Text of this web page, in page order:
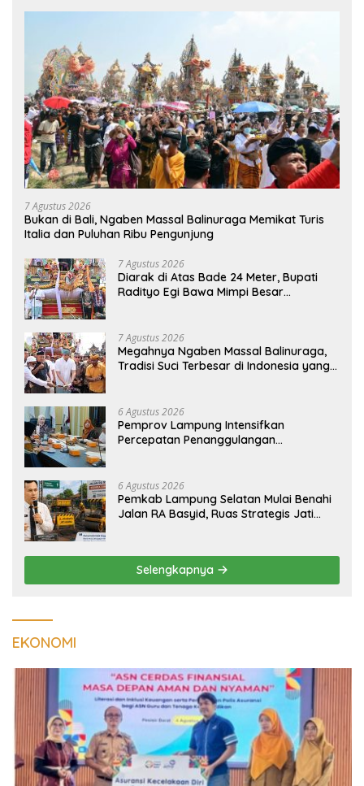
7 Agustus 2026
Bukan di Bali, Ngaben Massal Balinuraga Memikat Turis
Italia dan Puluhan Ribu Pengunjung
7 Agustus 2026
Diarak di Atas Bade 24 Meter, Bupati
Radityo Egi Bawa Mimpi Besar
7 Agustus 2026
Megahnya Ngaben Massal Balinuraga,
Tradisi Suci Terbesar di Indonesia yang
6 Agustus 2026
Pemprov Lampung Intensifkan
Percepatan Penanggulangan
6 Agustus 2026
Pemkab Lampung Selatan Mulai Benahi
Jalan RA Basyid, Ruas Strategis Jati
Selengkapnya
EKONOMI